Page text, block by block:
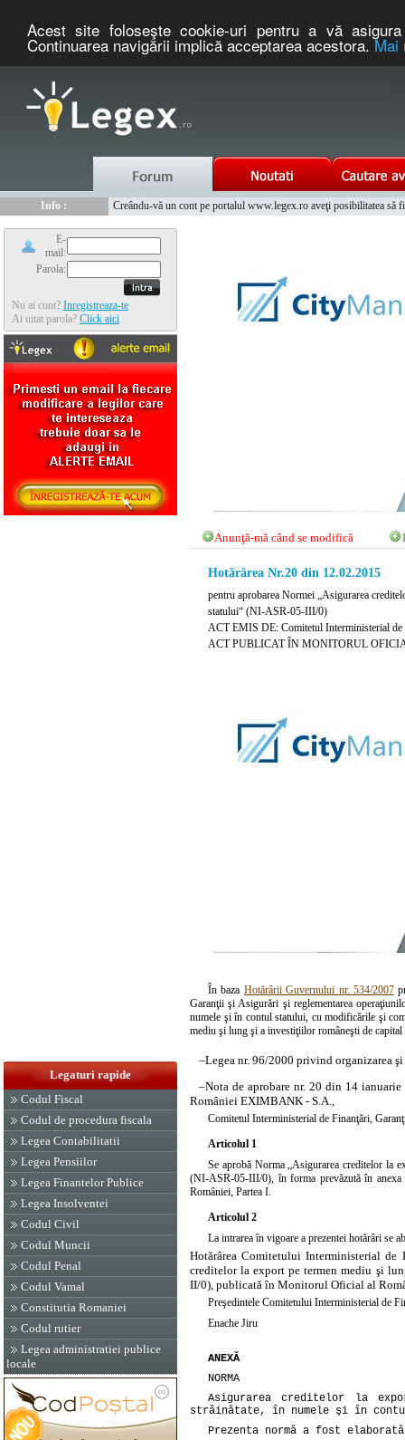
Acest site foloseşte cookie-uri pentru a vă
Continuarea navigării implică acceptarea acestora.Mai
Info :
www.tntauto.ro - Managementul Integrat al Parcului Auto
E-
mail:
Parola:
Nu ai cont? Inregistreaza-te
Ai uitat parola? Click aici
Legaturi rapide
Codul Fiscal
Codul de procedura fiscala
Legea Contabilitatii
Legea Pensiilor
Legea Finantelor Publice
Legea Insolventei
Codul Civil
Codul Muncii
Codul Penal
Codul Vamal
Constitutia Romaniei
Codul rutier
Legea administratiei publice
locale
Anunţă-mă când se modifică
Hotărârea Nr.20 din 12.02.2015
pentru aprobarea Normei „Asigurarea
statului“ (NI-ASR-05-III/0)
ACT EMIS DE: Comitetul Interministerial
ACT PUBLICAT ÎN MONITORUL
În baza Hotărârii Guvernului nr. 534/2007
Garanţii şi Asigurări şi reglementarea
numele şi în contul statului, cu modificările şi
mediu şi lung şi a investiţiilor româneşti de
–Legea nr. 96/2000 privind organizarea
–Nota de aprobare nr. 20 din 14
României EXIMBANK - S.A.,
Comitetul Interministerial de Finanţări,
Articolul 1
Se aprobă Norma „Asigurarea creditelor la
(NI-ASR-05-III/0), în forma prevăzută în
României, Partea I.
Articolul 2
La intrarea în vigoare a prezentei hotărâri se
Hotărârea Comitetului Interministerial de
creditelor la export pe termen mediu şi
II/0), publicată în Monitorul Oficial al
Preşedintele Comitetului Interministerial de
Enache Jiru
ANEXĂ
NORMA
Asigurarea creditelor la
străinătate, în numele şi în
Prezenta normă a fost